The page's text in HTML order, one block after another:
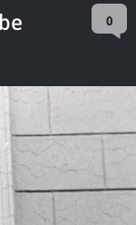
0